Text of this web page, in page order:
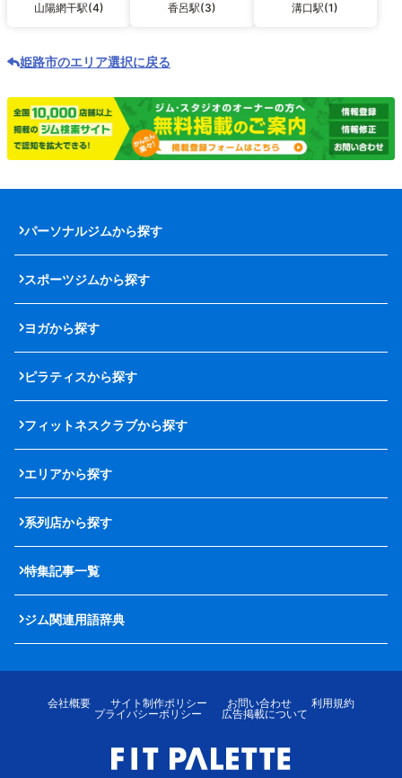
山陽網干駅(4) 香呂駅(3) 溝口駅(1)
姫路市のエリア選択に戻る
パーソナルジムから探す
スポーツジムから探す
ヨガから探す
ピラティスから探す
フィットネスクラブから探す
エリアから探す
系列店から探す
特集記事一覧
ジム関連用語辞典
会社概要 サイト制作ポリシー お問い合わせ
利用規約
プライバシーポリシー
広告掲載について